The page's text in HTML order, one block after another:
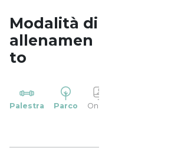
Modalità di
allenamen
to
Palestra Parco Online